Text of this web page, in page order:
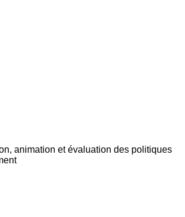
animation et évaluation des politiques